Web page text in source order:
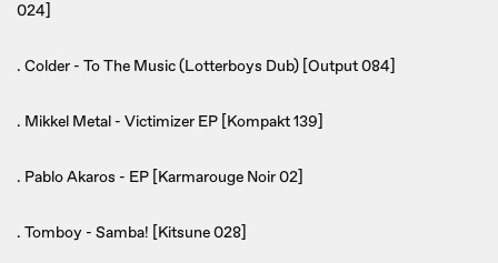
024]
. Colder - To The Music (Lotterboys Dub) [Output 084]
. Mikkel Metal - Victimizer EP [Kompakt 139]
. Pablo Akaros - EP [Karmarouge Noir 02]
. Tomboy - Samba! [Kitsune 028]